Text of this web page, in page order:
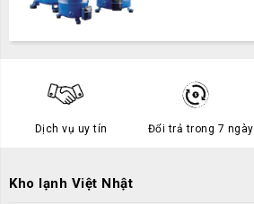
Dịch vụ uy tín Đổi trả trong 7 ngày
Kho lạnh Việt Nhật